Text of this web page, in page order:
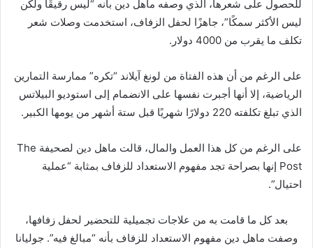
للحصول على شعرها، الذي وصفه ماهل دين بأنه “ليس رقيقًا ولكن
ليس الأكثر سمكًا”، جاهزًا لحفل الزفاف، استخدمت وصلات شعر
تكلف ما يقرب من 4000 دولار.
على الرغم من أن هذه الفتاة من لونغ آيلاند “تكره” ممارسة التمارين
الرياضية، إلا أنها أجبرت نفسها على الانضمام إلى استوديو البيلاتس
الذي تبلغ تكلفته 220 دولارًا شهريًا قبل ستة أشهر من يومها الكبير.
على الرغم من كل هذا العمل والمال، قالت ماهل دين لصحيفة The
Post إنها بصراحة تجد مفهوم الاستعداد للزفاف بمثابة “عملية
احتيال”.
بعد كل ما قامت به من علاجات تجميلية للتحضير لحفل زفافها،
وصفت ماهل دين مفهوم الاستعداد للزفاف بأنه “مبالغ فيه”. جوليانا